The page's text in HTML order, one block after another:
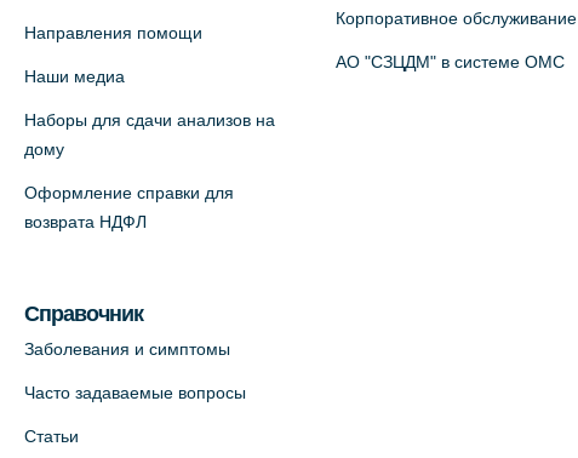
партнер)
+7 (812) 660-73-69
На карте
Семейный" (официальный партнер),
Красносельское шоссе, 54, к.3
Направления помощи
Наши медиа
Наборы для сдачи анализов на
дому
Оформление справки для
возврата НДФЛ
Справочник
Заболевания и симптомы
Часто задаваемые вопросы
Статьи
Корпоративное обслуживание
АО "СЗЦДМ" в системе ОМС